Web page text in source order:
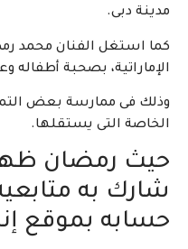
مدينة دبى.
كما استغل الفنان محمد
الإماراتية، بصحبة أطفاله
وذلك فى ممارسة بعض
الخاصة التى يستقلها.
حيث رمضان
شارك به
حسابه بموقع